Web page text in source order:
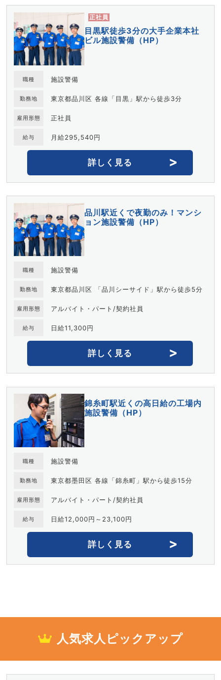
正社員
目黒駅徒歩3分の大手企業本社
ビル施設警備（HP）
職種 施設警備
勤務地 東京都品川区 各線「目黒」駅から徒歩3分
雇用形態 正社員
給与 月給295,540円
詳しく見る
品川駅近くで夜勤のみ！マンシ
ョン施設警備（HP）
職種 施設警備
勤務地 東京都品川区 「品川シーサイド」駅から徒歩5分
雇用形態 アルバイト・パート/契約社員
給与 日給11,300円
詳しく見る
錦糸町駅近くの高日給の工場内
施設警備（HP）
職種 施設警備
勤務地 東京都墨田区 各線「錦糸町」駅から徒歩15分
雇用形態 アルバイト・パート/契約社員
給与 日給12,000円～23,100円
詳しく見る
人気求人ピックアップ